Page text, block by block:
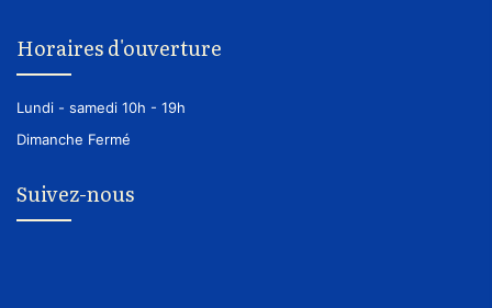
Horaires d'ouverture
Lundi - samedi 10h - 19h
Dimanche Fermé
Suivez-nous